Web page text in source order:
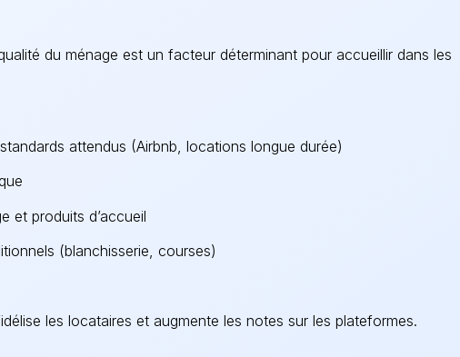
du ménage est un facteur déterminant pour accueillir dans les
attendus (Airbnb, locations longue durée)
et produits d’accueil
(blanchisserie, courses)
les locataires et augmente les notes sur les plateformes.